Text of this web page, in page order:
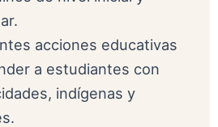
acciones educativas
a estudiantes con
indígenas y